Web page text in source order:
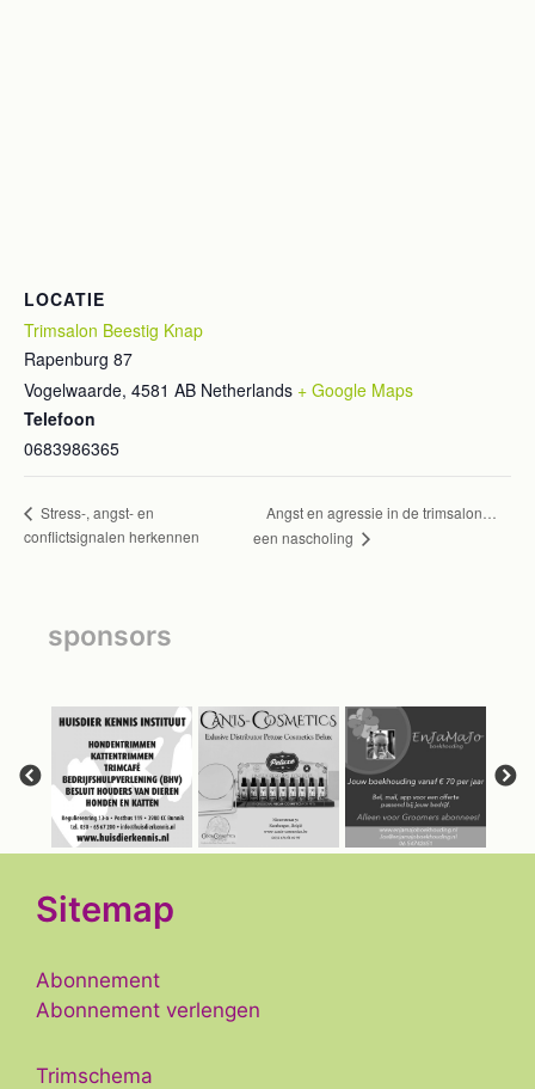
LOCATIE
Trimsalon Beestig Knap
Rapenburg 87
Vogelwaarde, 4581 AB Netherlands + Google Maps
Telefoon
0683986365
Stress-, angst- en
conflictsignalen herkennen
Angst en agressie in de trimsalon…
een nascholing
sponsors
Sitemap
Abonnement
Abonnement verlengen
Trimschema